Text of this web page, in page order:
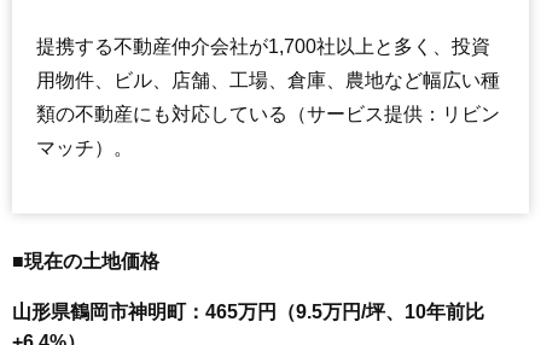
提携する不動産仲介会社が1,700社以上と多く、投資
用物件、ビル、店舗、工場、倉庫、農地など幅広い種
類の不動産にも対応している（サービス提供：リビン
マッチ）。
■現在の土地価格
山形県鶴岡市神明町：465万円（9.5万円/坪、10年前比